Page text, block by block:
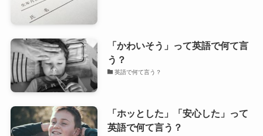
「かわいそう」って英語で何て言
う？
英語で何て言う？
「ホッとした」「安心した」って
英語で何て言う？